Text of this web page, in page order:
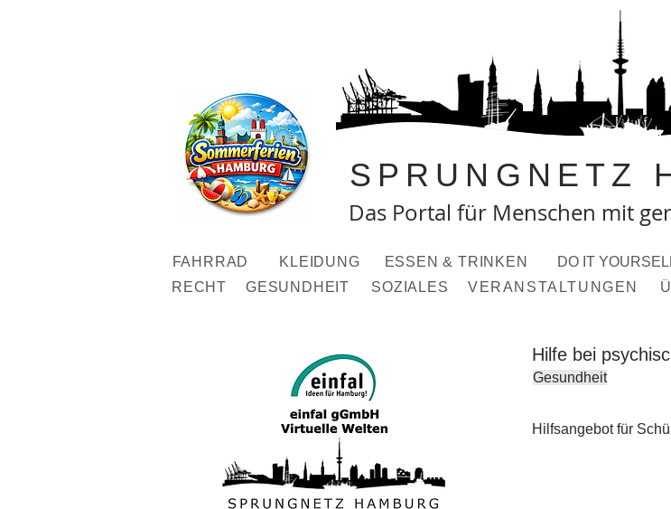
SPRUNGNETZ
Das Portal für Menschen mit
FAHRRAD
KLEIDUNG
RECHT
GESUNDHEIT
DO IT
ESSEN & TRINKEN
SOZIALES
VERANSTALTUNGEN
Hilfe bei
Gesundheit
Hilfsangebot für